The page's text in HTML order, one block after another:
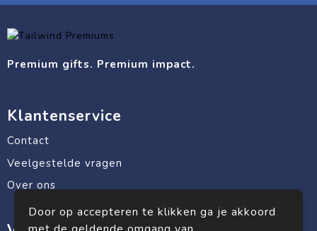
Premium gifts. Premium impact.
Klantenservice
Contact
Veelgestelde vragen
Over ons
Door op accepteren te klikken ga je akkoord